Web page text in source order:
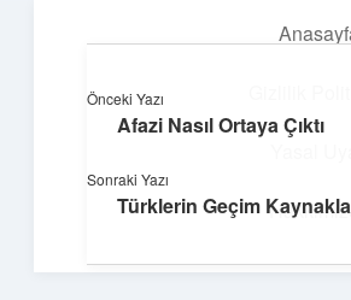
Parlak Fikir
Işıltılı önerilerle hayatını
Önceki Yazı
Afazi Nasıl Ortaya Çıktı
Sonraki Yazı
Türklerin Geçim